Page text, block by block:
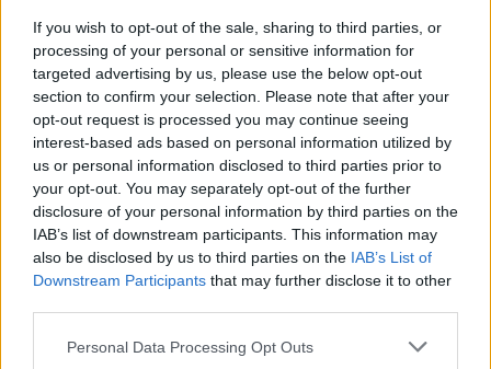
If you wish to opt-out of the sale, sharing to third parties, or
processing of your personal or sensitive information for
targeted advertising by us, please use the below opt-out
section to confirm your selection. Please note that after your
opt-out request is processed you may continue seeing
interest-based ads based on personal information utilized by
us or personal information disclosed to third parties prior to
your opt-out. You may separately opt-out of the further
disclosure of your personal information by third parties on the
IAB’s list of downstream participants. This information may
also be disclosed by us to third parties on the IAB’s List of
Downstream Participants that may further disclose it to other
Please note that this website/app uses one or more Google
Personal Data Processing Opt Outs
Γουδή και ο Ευαγγελισμός, καθώς και
επιμέρους εγκαταστάσεις σε Καισαριανή και
Αλεξάνδρας, παραμένουν σε εκκρεμότητα,
δημιουργώντας ένα ντόμινο καθυστερήσεων
που επηρεάζει το σύνολο του έργου.
Την ίδια στιγμή, σε αρκετά σημεία της
χάραξης, η κατασκευή προσέκρουσε σε ένα
πυκνό πλέγμα αντιδράσεων και δυσκολιών
Στα Εξάρχεια, οι εργασίες συνάντησαν
ανάγκη επαναδειοδότησης, ενώ σε άλλες